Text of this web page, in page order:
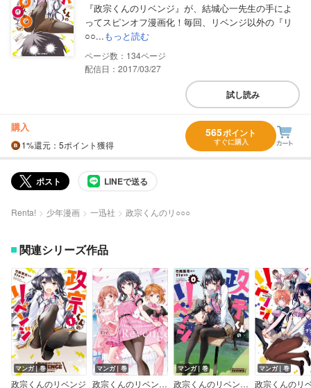
『政宗くんのリベンジ』が、結城心一先生の手によ
ってスピンオフ漫画化！毎回、リベンジ以外の『リ
○○...もっと読む
134
配信日：2017/03/27
試し読み
購入
1%還元 ：5ポイント獲得
565ポイント
すぐに購入
ポスト LINEで送る
Renta! 少年漫画 一迅社 政宗くんのリ○○○
関連シリーズ作品
マンガ｜巻
政宗くんのリベンジ
マンガ｜巻
政宗くんのリベンジ The Art of Masamune-kun’s Revenge
マンガ｜巻
政宗くんのリベンジ 0
マンガ｜巻